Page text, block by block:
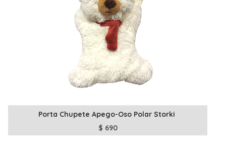
Porta Chupete Apego-Oso Polar Storki
$ 690